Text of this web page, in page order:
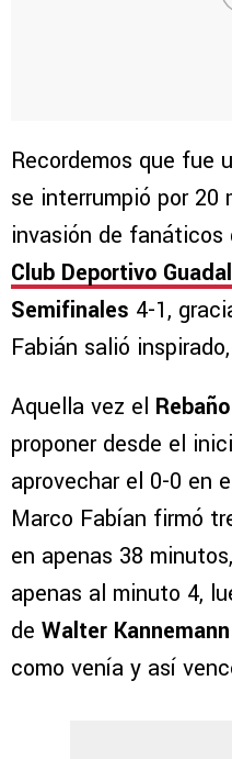
Recordemos que fue
se interrumpió por 20
invasión de fanáticos
Club Deportivo
Semifinales 4-1,
Fabián salió
Aquella vez el
proponer desde el
aprovechar el 0-0 en
Marco Fabían firmó
en apenas 38
apenas al minuto 4,
de Walter Kannemann
como venía y así